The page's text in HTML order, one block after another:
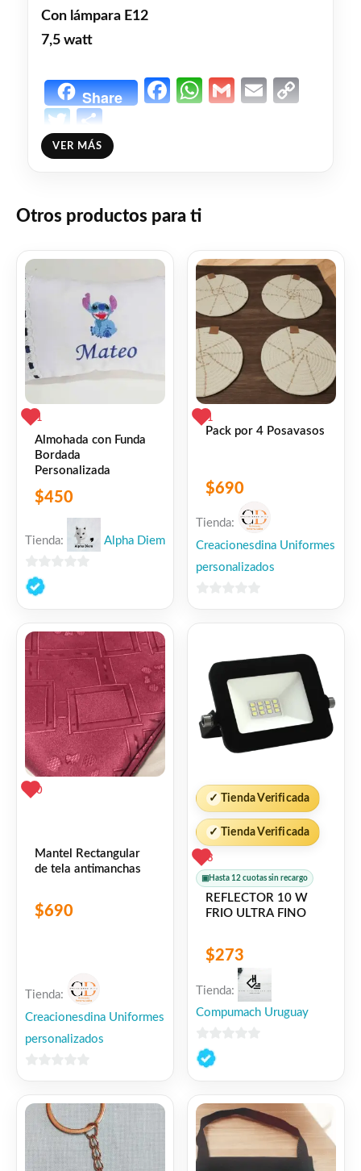
Con lámpara E12
7,5 watt
Share Facebook
WhatsApp
Gmail
Email
Twitter
VER MÁS
Otros productos para ti
1
Almohada con Funda
Bordada
Personalizada
$450
Tienda: Alpha Diem
0
de
1
Pack por 4 Posavasos
$690
Tienda:
Creacionesdina Uniformes
personalizados
0
Mantel Rectangular
de tela antimanchas
$690
Tienda:
Creacionesdina Uniformes
personalizados
5
✓ Tienda Verificada
✓ Tienda Verificada
3
▣ Hasta 12 cuotas sin recargo
REFLECTOR 10 W
FRIO ULTRA FINO
$273
Tienda:
Compumach Uruguay
0
de